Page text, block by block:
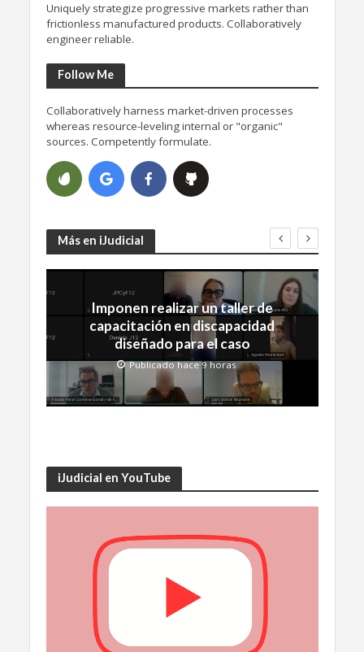
Uniquely strategize progressive markets rather than
frictionless manufactured products. Collaboratively
engineer reliable.
Follow Me
Collaboratively harness market-driven processes
whereas resource-leveling internal or "organic"
sources. Competently formulate.
Más en iJudicial
Imponen realizar un taller de
capacitación en discapacidad
diseñado para el caso
Publicado hace 9 horas
iJudicial en YouTube